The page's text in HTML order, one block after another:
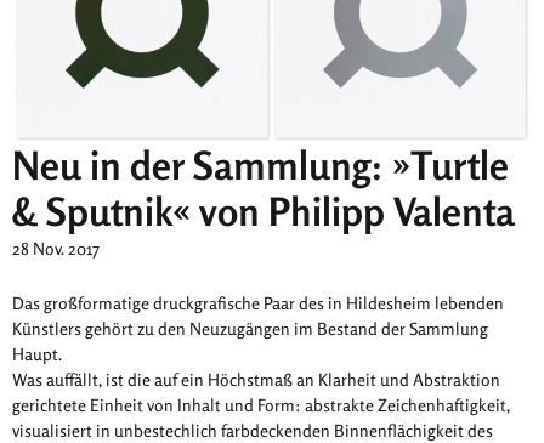
Neu in der Sammlung: »Turtle
& Sputnik« von Philipp Valenta
28 Nov. 2017
Das großformatige druckgrafische Paar des in Hildesheim lebenden
Künstlers gehört zu den Neuzugängen im Bestand der Sammlung
Haupt.
Was auffällt, ist die auf ein Höchstmaß an Klarheit und Abstraktion
gerichtete Einheit von Inhalt und Form: abstrakte Zeichenhaftigkeit,
visualisiert in unbestechlich farbdeckenden Binnenflächigkeit des